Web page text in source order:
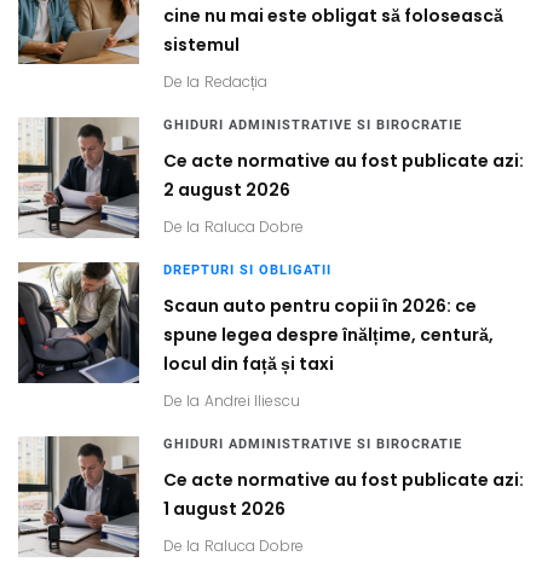
cine nu mai este obligat să folosească
sistemul
De la Redacția
GHIDURI ADMINISTRATIVE SI BIROCRATIE
Ce acte normative au fost publicate azi:
2 august 2026
De la Raluca Dobre
DREPTURI SI OBLIGATII
Scaun auto pentru copii în 2026: ce
spune legea despre înălțime, centură,
locul din față și taxi
De la Andrei Iliescu
GHIDURI ADMINISTRATIVE SI BIROCRATIE
Ce acte normative au fost publicate azi:
1 august 2026
De la Raluca Dobre